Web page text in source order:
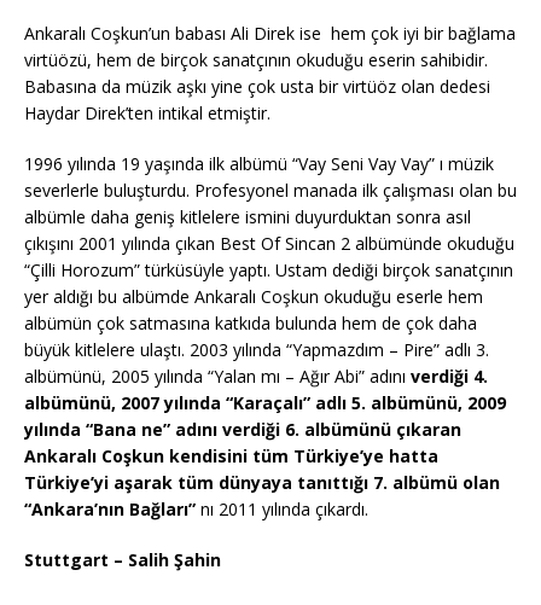
Ankaralı Coşkun’un babası Ali Direk ise hem çok iyi bir bağlama
virtüözü, hem de birçok sanatçının okuduğu eserin sahibidir.
Babasına da müzik aşkı yine çok usta bir virtüöz olan dedesi
Haydar Direk’ten intikal etmiştir.
1996 yılında 19 yaşında ilk albümü “Vay Seni Vay Vay” ı müzik
severlerle buluşturdu. Profesyonel manada ilk çalışması olan bu
albümle daha geniş kitlelere ismini duyurduktan sonra asıl
çıkışını 2001 yılında çıkan Best Of Sincan 2 albümünde okuduğu
“Çilli Horozum” türküsüyle yaptı. Ustam dediği birçok sanatçının
yer aldığı bu albümde Ankaralı Coşkun okuduğu eserle hem
albümün çok satmasına katkıda bulunda hem de çok daha
büyük kitlelere ulaştı. 2003 yılında “Yapmazdım – Pire” adlı 3.
albümünü, 2005 yılında “Yalan mı – Ağır Abi” adını verdiği 4.
albümünü, 2007 yılında “Karaçalı” adlı 5. albümünü, 2009
yılında “Bana ne” adını verdiği 6. albümünü çıkaran
Ankaralı Coşkun kendisini tüm Türkiye’ye hatta
Türkiye’yi aşarak tüm dünyaya tanıttığı 7. albümü olan
“Ankara’nın Bağları” nı 2011 yılında çıkardı.
Stuttgart – Salih Şahin